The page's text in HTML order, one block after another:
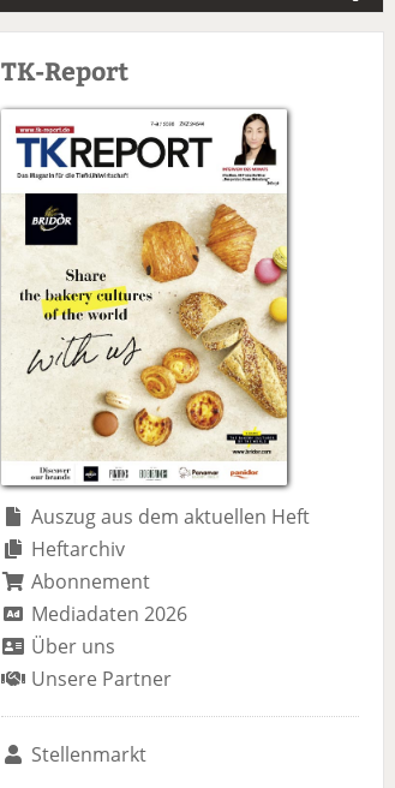
S
u
TK-Report
Auszug aus dem aktuellen Heft
Heftarchiv
Abonnement
Mediadaten 2026
Über uns
Unsere Partner
Stellenmarkt